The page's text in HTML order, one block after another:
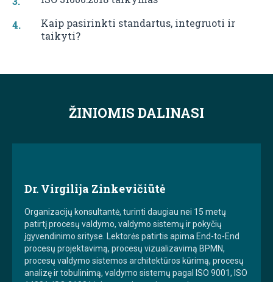
Kaip pasirinkti standartus, integruoti ir
taikyti?
ŽINIOMIS DALINASI
Dr. Virgilija Zinkevičiūtė
Organizacijų konsultantė, turinti daugiau nei 15 metų
patirtį procesų valdymo, valdymo sistemų ir pokyčių
įgyvendinimo srityse. Lektorės patirtis apima End-to-End
procesų projektavimą, procesų vizualizavimą BPMN,
procesų valdymo sistemos architektūros kūrimą, procesų
analizę ir tobulinimą, valdymo sistemų pagal ISO 9001, ISO